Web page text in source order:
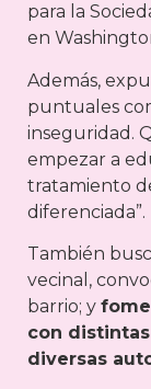
para la
en
Además,
puntuales
inseguridad.
empezar a
tratamiento
diferenciada”.
También
vecinal,
barrio; y
con
diversas